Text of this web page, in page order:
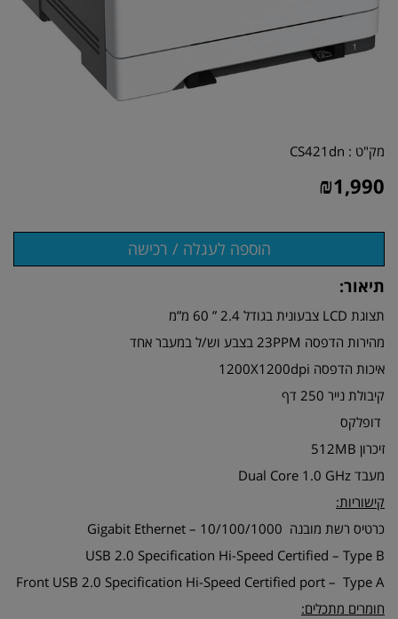
מק"ט : CS421dn
₪1,990
תיאור:
תצוגת LCD צבעונית בגודל 2.4 ” 60 מ”מ
מהירות הדפסה 23PPM בצבע וש/ל במעבר אחד
איכות הדפסה 1200X1200dpi
קיבולת נייר 250 דף
דופלקס
זיכרון 512MB
מעבד Dual Core 1.0 GHz
קישוריות:
כרטיס רשת מובנה Gigabit Ethernet – 10/100/1000
USB 2.0 Specification Hi-Speed Certified – Type B
Front USB 2.0 Specification Hi-Speed Certified port – Type A
חומרים מתכלים: